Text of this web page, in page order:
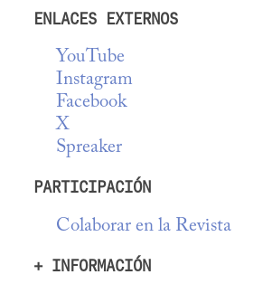
ENLACES EXTERNOS
YouTube
Instagram
Facebook
X
Spreaker
PARTICIPACIÓN
Colaborar en la Revista
+ INFORMACIÓN